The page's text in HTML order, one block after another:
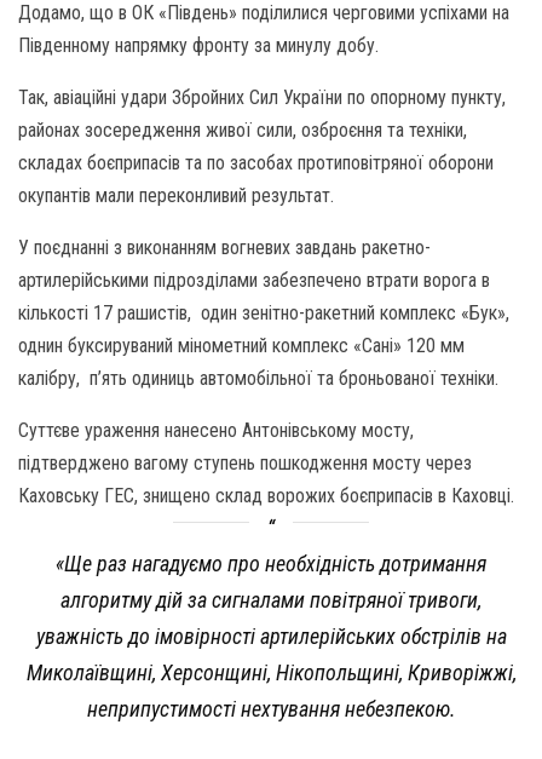
Додамо, що в ОК «Південь» поділилися черговими успіхами на
Південному напрямку фронту за минулу добу.
Так, авіаційні удари Збройних Сил України по опорному пункту,
районах зосередження живої сили, озброєння та техніки,
складах боєприпасів та по засобах протиповітряної оборони
окупантів мали переконливий результат.
У поєднанні з виконанням вогневих завдань ракетно-
артилерійськими підрозділами забезпечено втрати ворога в
кількості 17 рашистів, один зенітно-ракетний комплекс «Бук»,
однин буксируваний мінометний комплекс «Сані» 120 мм
калібру, п’ять одиниць автомобільної та броньованої техніки.
Суттєве ураження нанесено Антонівському мосту,
підтверджено вагому ступень пошкодження мосту через
Каховську ГЕС, знищено склад ворожих боєприпасів в Каховці.
«Ще раз нагадуємо про необхідність дотримання
алгоритму дій за сигналами повітряної тривоги,
уважність до імовірності артилерійських обстрілів на
Миколаївщині, Херсонщині, Нікопольщині, Криворіжжі,
неприпустимості нехтування небезпекою.